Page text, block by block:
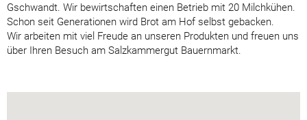
Gschwandt. Wir bewirtschaften einen Betrieb mit 20 Milchkühen.
Schon seit Generationen wird Brot am Hof selbst gebacken.
Wir arbeiten mit viel Freude an unseren Produkten und freuen uns
über Ihren Besuch am Salzkammergut Bauernmarkt.